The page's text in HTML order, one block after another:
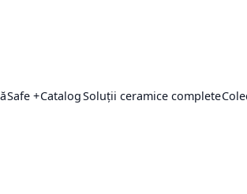
Safe +CatalogSoluții ceramice complete